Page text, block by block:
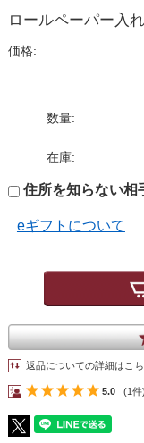
ロールペーパー入
価格:
数量:
在庫:
住所を知らない相
eギフトについて
返品についての詳細はこ
5.0 (1件)